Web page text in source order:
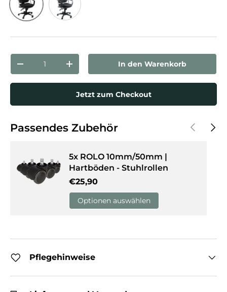
Anzahl
Menge verringernMenge erhöhenIn den Warenkorb
Jetzt zum Checkout
Passendes Zubehör Vorherige
5x ROLO 10mm/50mm |
Hartböden - Stuhlrollen
Normaler Preis
€25,90
Optionen auswählen
Pflegehinweise